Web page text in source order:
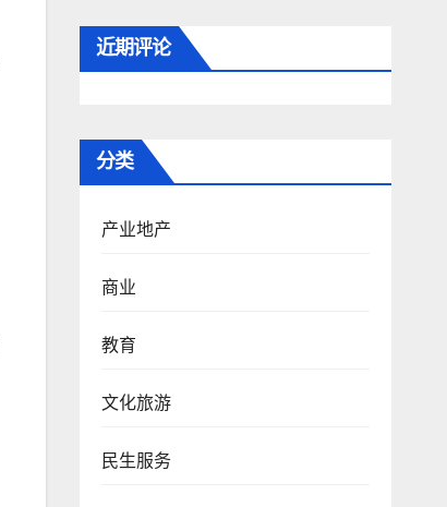
近期评论
分类
产业地产
商业
教育
文化旅游
民生服务